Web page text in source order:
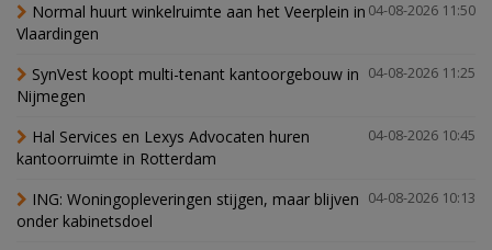
04-08-2026 11:50
Normal huurt winkelruimte aan het Veerplein in
Vlaardingen
04-08-2026 11:25
SynVest koopt multi-tenant kantoorgebouw in
Nijmegen
04-08-2026 10:45
Hal Services en Lexys Advocaten huren
kantoorruimte in Rotterdam
04-08-2026 10:13
ING: Woningopleveringen stijgen, maar blijven
onder kabinetsdoel